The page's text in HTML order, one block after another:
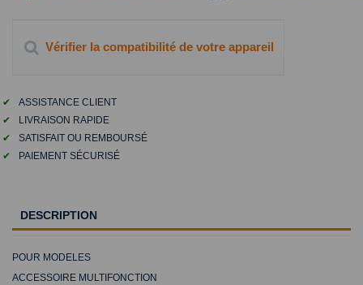
Vérifier la compatibilité de votre appareil
✔
ASSISTANCE CLIENT
✔
LIVRAISON RAPIDE
✔
SATISFAIT OU REMBOURSÉ
✔
PAIEMENT SÉCURISÉ
DESCRIPTION
POUR MODELES
ACCESSOIRE MULTIFONCTION